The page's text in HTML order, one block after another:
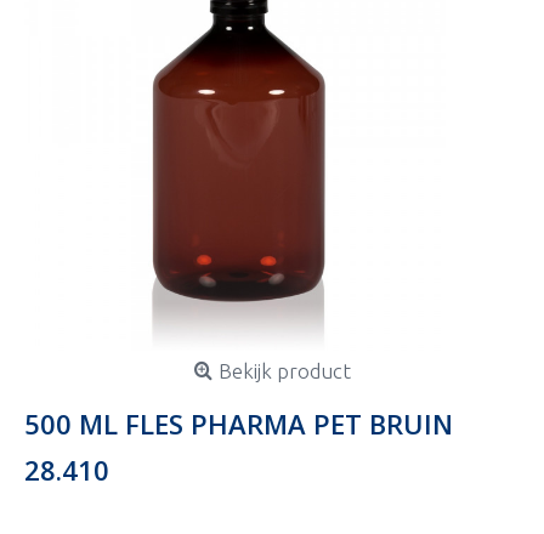
Bekijk product
500 ML FLES PHARMA PET BRUIN
28.410